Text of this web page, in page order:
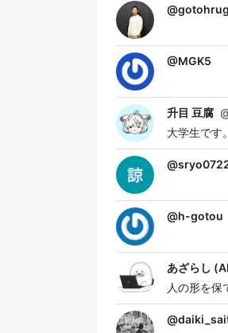
@
@MGK5
升目 豆腐
大学生です。
@
@h-gotou
あざらし
人の形を保
@